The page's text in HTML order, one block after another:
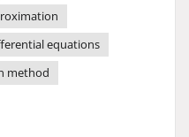
equations
method